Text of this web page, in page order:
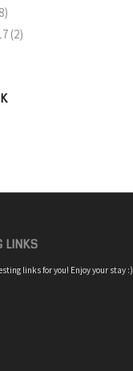
(2)
LINKS
links for you! Enjoy your stay :)